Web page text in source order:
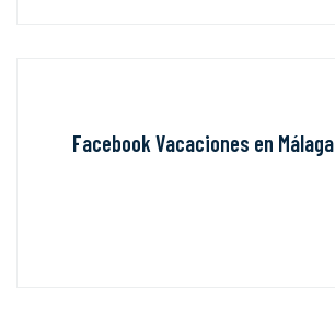
Facebook Vacaciones en Málaga